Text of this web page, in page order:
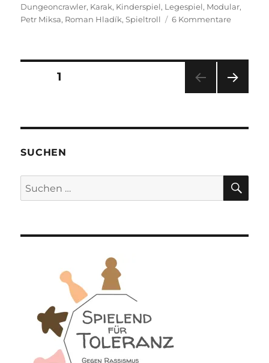
am
Dungeoncrawler, Karak, Kinderspiel, Legespiel, Modular,
Petr Miksa, Roman Hladík,Spieltroll 6 Kommentarezu
Seitennummerierung
Beiträge
SEITE1
E
SUCHEN
Suchen
nach: